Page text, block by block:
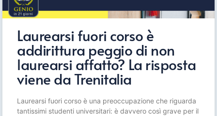
Laurearsi fuori corso è
addirittura peggio di non
laurearsi affatto? La risposta
viene da Trenitalia
Laurearsi fuori corso è una preoccupazione che riguarda
tantissimi studenti universitari: è davvero così grave per il